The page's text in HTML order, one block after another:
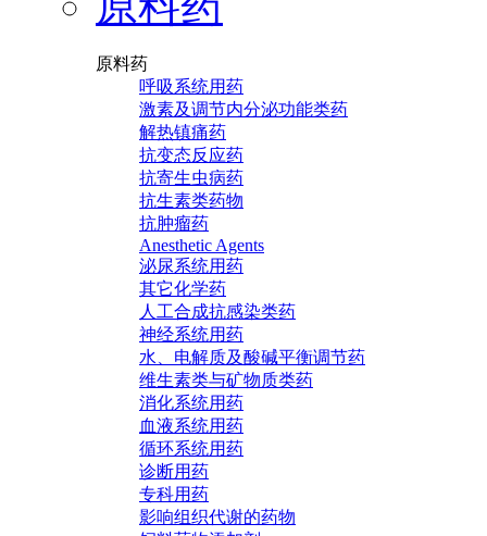
原料药
呼吸系统用药
激素及调节内分泌功能类药
解热镇痛药
抗变态反应药
抗寄生虫病药
抗生素类药物
抗肿瘤药
Anesthetic Agents
泌尿系统用药
其它化学药
人工合成抗感染类药
神经系统用药
水、电解质及酸碱平衡调节药
维生素类与矿物质类药
消化系统用药
血液系统用药
循环系统用药
诊断用药
专科用药
影响组织代谢的药物